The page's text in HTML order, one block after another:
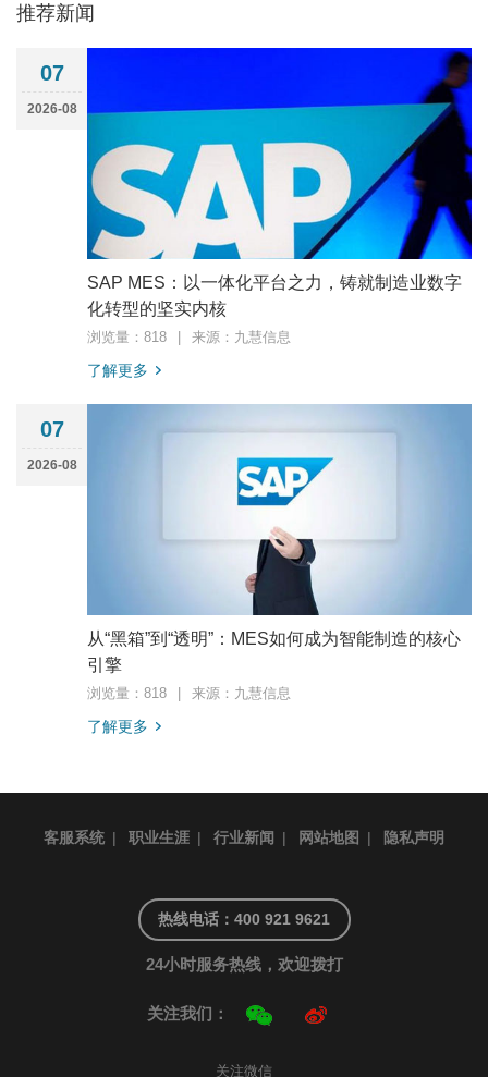
推荐新闻
07
2026-08
SAP MES：以一体化平台之力，铸就制造业数字
化转型的坚实内核
浏览量：818 来源：九慧信息
了解更多
07
2026-08
从“黑箱”到“透明”：MES如何成为智能制造的核心
引擎
浏览量：818 来源：九慧信息
了解更多
客服系统 | 职业生涯 | 行业新闻 | 网站地图 | 隐私声明
热线电话：400 921 9621
24小时服务热线，欢迎拨打
关注我们：
关注微信